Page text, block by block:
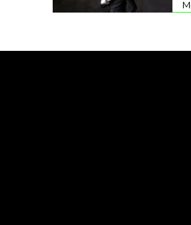
pokolenie Z podchodzi do
Jest to jednak mocno
szukanie tęsknego